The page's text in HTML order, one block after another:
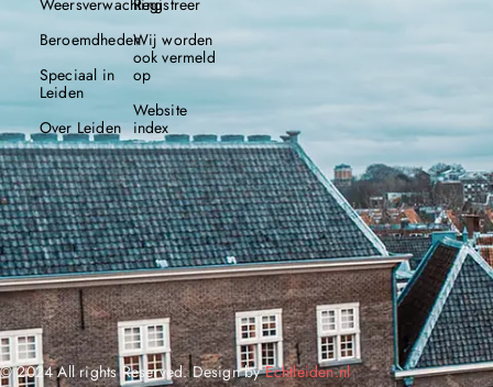
Weersverwachting
Beroemdheden
Speciaal in
Leiden
Over Leiden
Registreer
Wij worden
ook vermeld
op
Website
index
© 2024 All rights Reserved. Design byEchtleiden.nl